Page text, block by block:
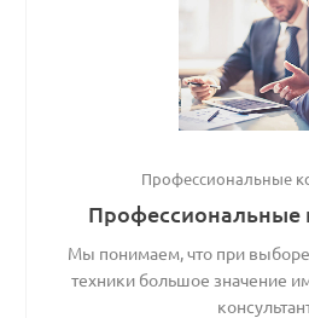
Профессиональные
Профессиональные
Мы понимаем, что при
техники большое значение